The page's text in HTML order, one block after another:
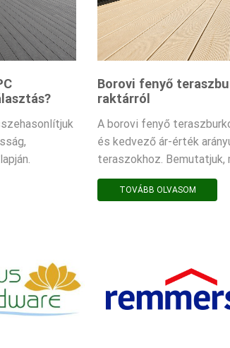
Borovi fenyő
raktárról
A borovi fenyő
és kedvező ár-érték
teraszokhoz. Bemutatjuk,
TOVÁBB OLVASOM